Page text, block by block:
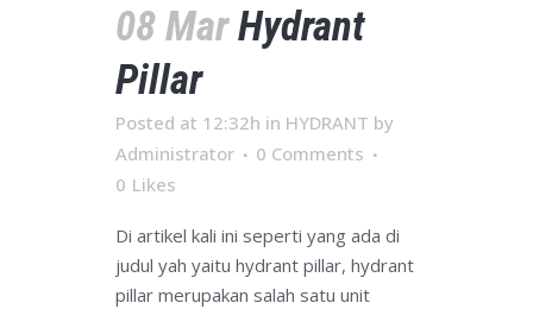
08 MarHydrant
Pillar
Posted at 12:32h in HYDRANT by
Administrator
0 Comments
0 Likes
Di artikel kali ini seperti yang ada di
judul yah yaitu hydrant pillar, hydrant
pillar merupakan salah satu unit